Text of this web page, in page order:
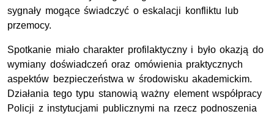
sygnały mogące świadczyć o eskalacji konfliktu lub
przemocy.
Spotkanie miało charakter profilaktyczny i było okazją do
wymiany doświadczeń oraz omówienia praktycznych
aspektów bezpieczeństwa w środowisku akademickim.
Działania tego typu stanowią ważny element współpracy
Policji z instytucjami publicznymi na rzecz podnoszenia